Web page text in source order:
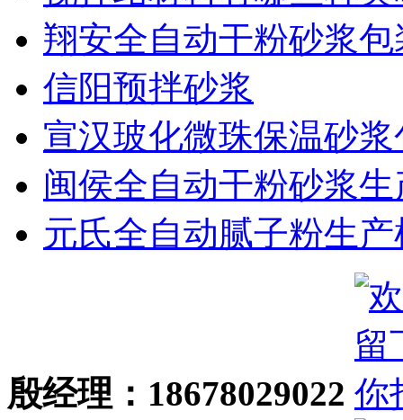
翔安全自动干粉砂浆包
信阳预拌砂浆
宣汉玻化微珠保温砂浆
闽侯全自动干粉砂浆生
元氏全自动腻子粉生产
殷经理：18678029022